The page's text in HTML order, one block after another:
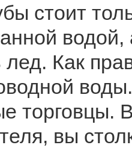
стоит
водой,
лед. Как
воды.
торговцы.
вы